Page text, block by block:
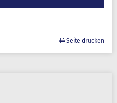
Seite drucken